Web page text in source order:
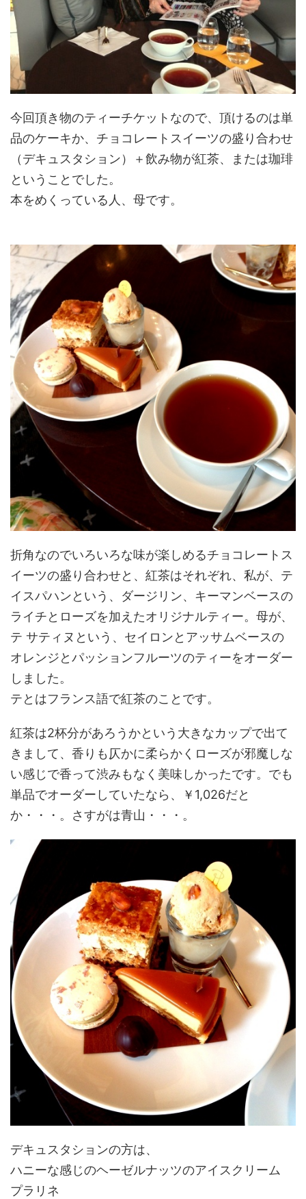
今回頂き物のティーチケットなので、頂けるのは単
品のケーキか、チョコレートスイーツの盛り合わせ
（デキュスタション）＋飲み物が紅茶、または珈琲
ということでした。
本をめくっている人、母です。
折角なのでいろいろな味が楽しめるチョコレートス
イーツの盛り合わせと、紅茶はそれぞれ、私が、テ
イスパハンという、ダージリン、キーマンベースの
ライチとローズを加えたオリジナルティー。母が、
テ サティヌという、セイロンとアッサムベースの
オレンジとパッションフルーツのティーをオーダー
しました。
テとはフランス語で紅茶のことです。
紅茶は2杯分があろうかという大きなカップで出て
きまして、香りも仄かに柔らかくローズが邪魔しな
い感じで香って渋みもなく美味しかったです。でも
単品でオーダーしていたなら、￥1,026だと
か・・・。さすがは青山・・・。
デキュスタションの方は、
ハニーな感じのヘーゼルナッツのアイスクリーム
プラリネ